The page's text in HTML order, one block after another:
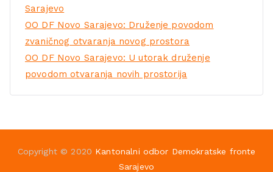
Sarajevo
OO DF Novo Sarajevo: Druženje povodom
zvaničnog otvaranja novog prostora
OO DF Novo Sarajevo: U utorak druženje
povodom otvaranja novih prostorija
Copyright © 2020 Kantonalni odbor Demokratske fronte
Sarajevo